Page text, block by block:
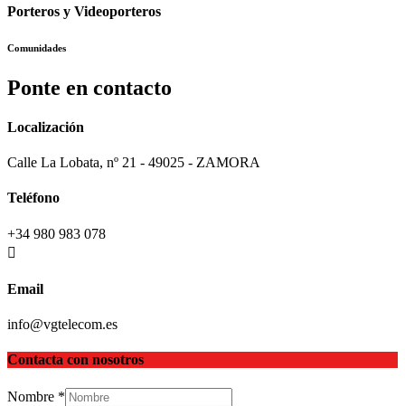
Porteros y Videoporteros
Comunidades
Ponte en contacto
Localización
Calle La Lobata, nº 21 - 49025 - ZAMORA
Teléfono
+34 980 983 078
Email
info@vgtelecom.es
Contacta con nosotros
Nombre *